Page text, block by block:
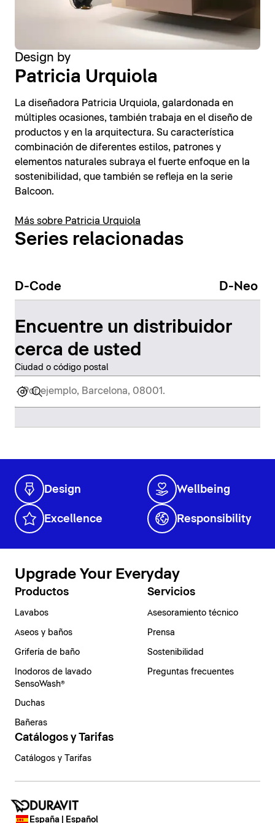
Design by
Patricia Urquiola
La diseñadora Patricia Urquiola, galardonada en
múltiples ocasiones, también trabaja en el diseño de
productos y en la arquitectura. Su característica
combinación de diferentes estilos, patrones y
elementos naturales subraya el fuerte enfoque en la
sostenibilidad, que también se refleja en la serie
Balcoon.
Más sobre Patricia Urquiola
Series relacionadas
D-Code D-Neo
Encuentre un distribuidor
cerca de usted
Ciudad o código postal
Design Wellbeing
Excellence Responsibility
Upgrade Your Everyday
Productos
Lavabos
Aseos y baños
Grifería de baño
Inodoros de lavado
SensoWash®
Duchas
Bañeras
Servicios
Asesoramiento técnico
Prensa
Sostenibilidad
Preguntas frecuentes
Catálogos y Tarifas
Catálogos y Tarifas
España | Español